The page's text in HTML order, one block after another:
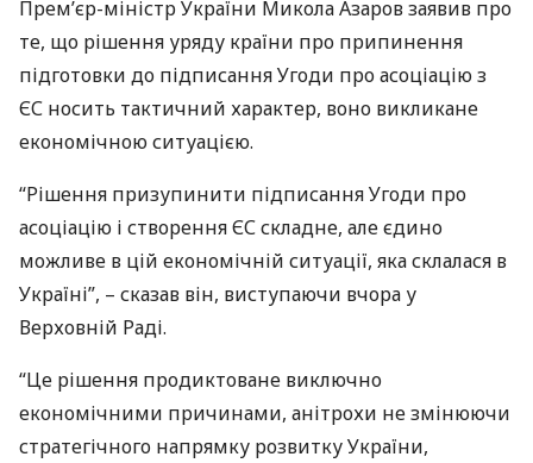
Прем’єр-міністр України Микола Азаров заявив про
те, що рішення уряду країни про припинення
підготовки до підписання Угоди про асоціацію з
ЄС носить тактичний характер, воно викликане
економічною ситуацією.
“Рішення призупинити підписання Угоди про
асоціацію і створення ЄС складне, але єдино
можливе в цій економічній ситуації, яка склалася в
Україні”, – сказав він, виступаючи вчора у
Верховній Раді.
“Це рішення продиктоване виключно
економічними причинами, анітрохи не змінюючи
стратегічного напрямку розвитку України,